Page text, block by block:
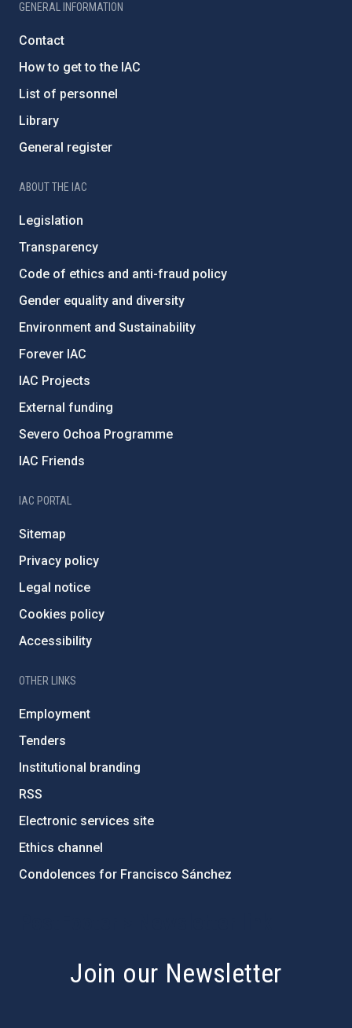
GENERAL INFORMATION
Contact
How to get to the IAC
List of personnel
Library
General register
ABOUT THE IAC
Legislation
Transparency
Code of ethics and anti-fraud policy
Gender equality and diversity
Environment and Sustainability
Forever IAC
IAC Projects
External funding
Severo Ochoa Programme
IAC Friends
IAC PORTAL
Sitemap
Privacy policy
Legal notice
Cookies policy
Accessibility
OTHER LINKS
Employment
Tenders
Institutional branding
RSS
Electronic services site
Ethics channel
Condolences for Francisco Sánchez
Join our Newsletter